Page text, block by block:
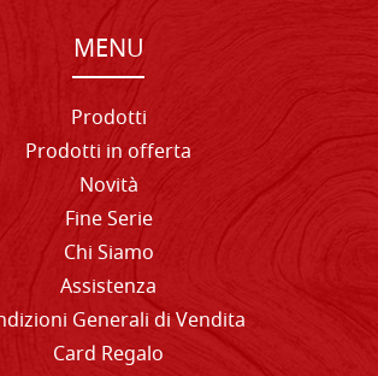
MENU
Prodotti
Prodotti in offerta
Novità
Fine Serie
Chi Siamo
Assistenza
Generali di Vendita
Card Regalo